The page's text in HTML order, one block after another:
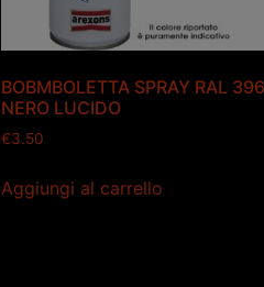
BOBMBOLETTA SPRAY RAL
NERO LUCIDO
€3.50
Aggiungi al carrello